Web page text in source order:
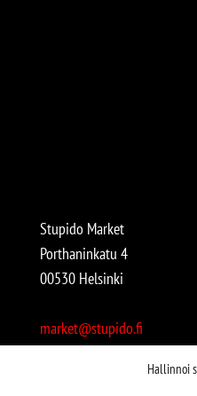
Hallinnoi
Stupido Market
Porthaninkatu 4
00530 Helsinki
market@stupido.fi